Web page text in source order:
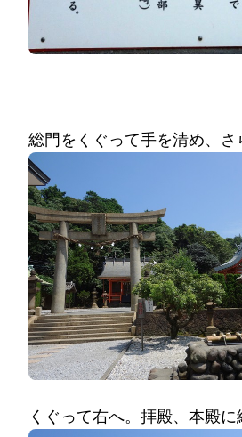
総門をくぐって手を清め、
くぐって右へ。拝殿、本殿に